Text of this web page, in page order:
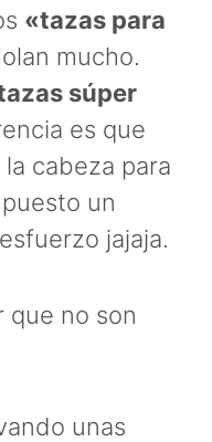
«tazas para
mucho.
súper
es que
cabeza para
un
jajaja.
que no son
unas